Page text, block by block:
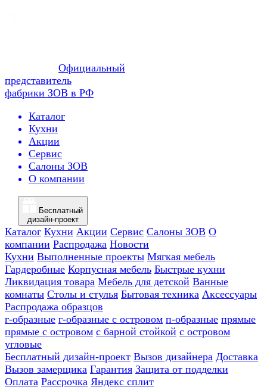
Официальный
представитель
фабрики ЗОВ в РФ
Каталог
Кухни
Акции
Сервис
Салоны ЗОВ
О компании
Бесплатный
дизайн-проект
Каталог Кухни Акции Сервис Салоны ЗОВ О
компании Распродажа Новости
Кухни Выполненные проекты Мягкая мебель
Гардеробные Корпусная мебель Быстрые кухни
Ликвидация товара Мебель для детской Ванные
комнаты Столы и стулья Бытовая техника Аксессуары
Распродажа образцов
г-образные г-образные с островом п-образные прямые
прямые с островом с барной стойкой с островом
угловые
Бесплатный дизайн-проект Вызов дизайнера Доставка
Вызов замерщика Гарантия Защита от подделки
Оплата Рассрочка Яндекс сплит